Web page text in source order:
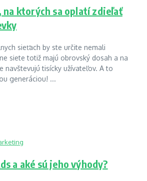
na ktorých sa oplatí zdieľať
sieťach by ste určite nemali
siete totiž majú obrovský dosah a na
navštevujú tisícky užívateľov. A to
generáciou! ...
a aké sú jeho výhody?